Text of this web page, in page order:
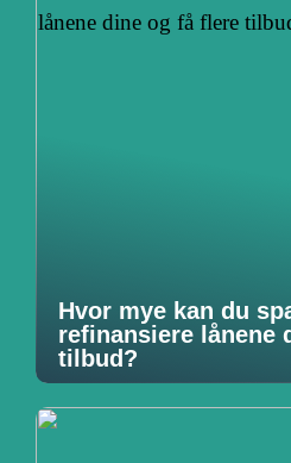
Hvor mye kan du
refinansiere lånene
tilbud?